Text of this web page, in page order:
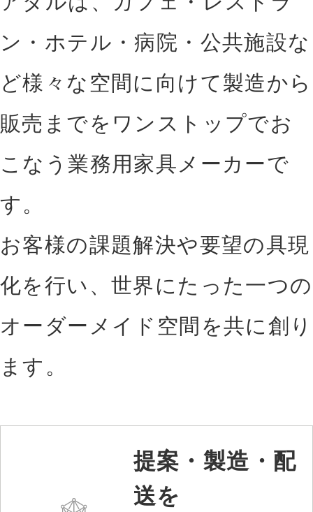
ン・ホテル・病院・公共施設な
ど様々な空間に向けて製造から
販売までをワンス トップでお
こなう業務用家具メーカーで
す。
お客様の課題解決や要望の具現
化を行い、世界に たった一つの
オーダーメイド空間を共に創り
ます。
提案・製造・配
送を